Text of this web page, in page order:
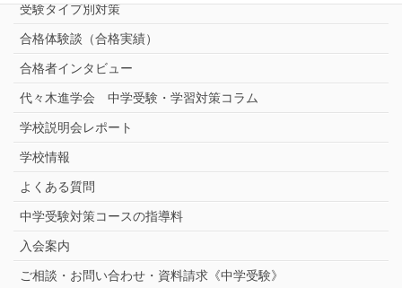
受験タイプ別対策
合格体験談（合格実績）
合格者インタビュー
代々木進学会 中学受験・学習対策コラム
学校説明会レポート
学校情報
よくある質問
中学受験対策コースの指導料
入会案内
ご相談・お問い合わせ・資料請求《中学受験》